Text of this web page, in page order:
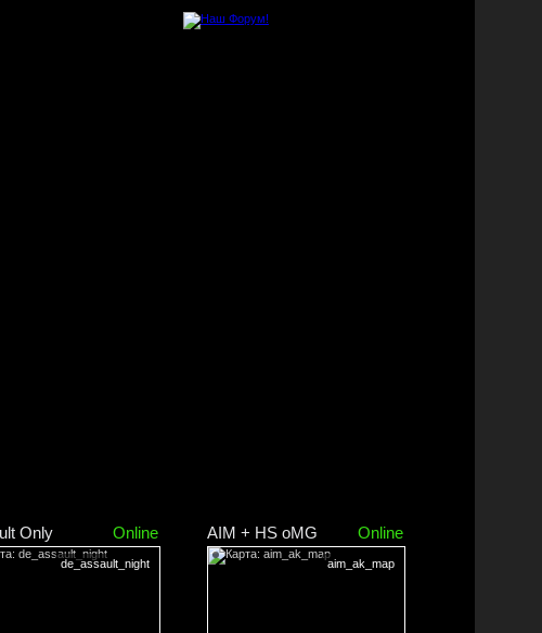
Only Online
de_assault_night
AIM + HS oMG Online
aim_ak_map